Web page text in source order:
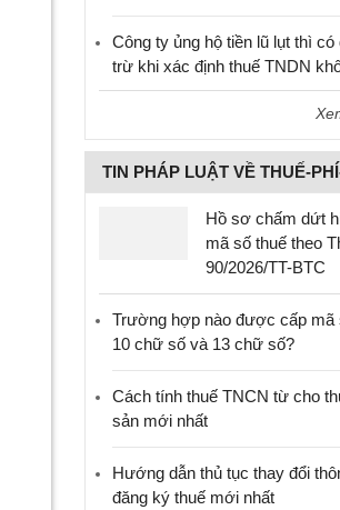
Công ty ủng hộ tiền lũ lụt thì
trừ khi xác định thuế TNDN
TIN PHÁP LUẬT VỀ THUẾ-
Hồ sơ chấm dứt
mã số thuế theo
90/2026/TT-BTC
Trường hợp nào được cấp mã
10 chữ số và 13 chữ số?
Cách tính thuế TNCN từ cho
sản mới nhất
Hướng dẫn thủ tục thay đổi
đăng ký thuế mới nhất